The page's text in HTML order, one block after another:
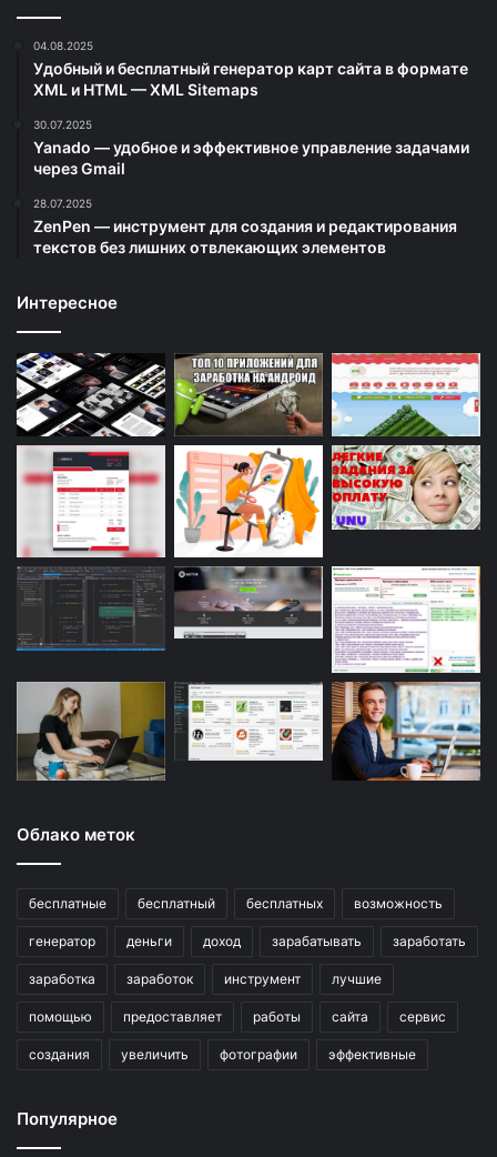
04.08.2025
Удобный и бесплатный генератор карт сайта в формате
XML и HTML — XML Sitemaps
30.07.2025
Yanado — удобное и эффективное управление задачами
через Gmail
28.07.2025
ZenPen — инструмент для создания и редактирования
текстов без лишних отвлекающих элементов
Интересное
Облако меток
бесплатные бесплатный бесплатных возможность
генератор деньги доход зарабатывать заработать
заработка заработок инструмент лучшие
помощью предоставляет работы сайта сервис
создания увеличить фотографии эффективные
Популярное